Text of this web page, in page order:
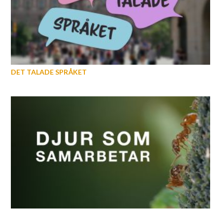
DET TALADE SPRÅKET